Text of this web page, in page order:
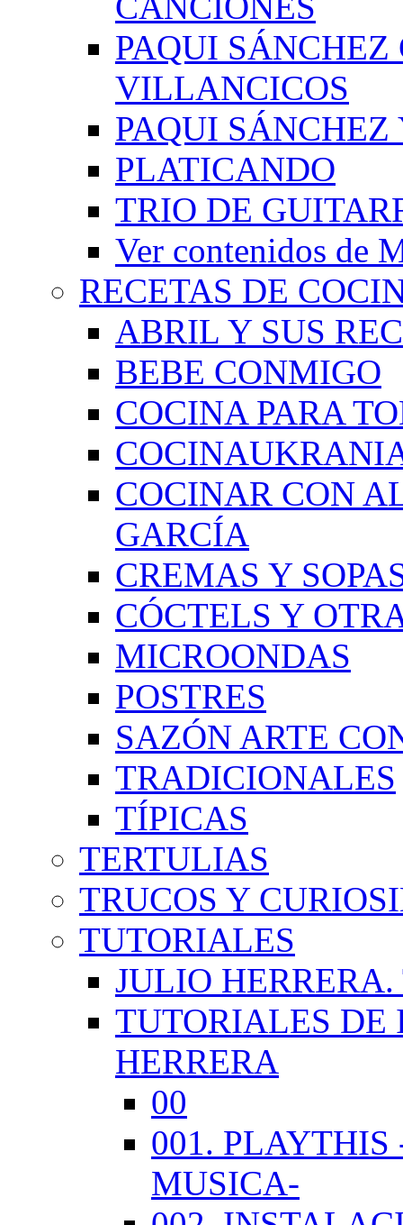
PAQUI
VILLANCICOS
PAQUI
PLATICANDO
TRIO DE
Ver contenidos de
RECETAS DE
ABRIL Y SUS
BEBE CONMIGO
COCINA PARA
COCINAR CON
GARCÍA
CREMAS Y
CÓCTELS Y
MICROONDAS
POSTRES
SAZÓN ARTE
TRADICIONALES
TÍPICAS
TERTULIAS
TRUCOS Y
TUTORIALES
JULIO
TUTORIALES DE
HERRERA
00
001. PLAYTHIS
MUSICA-